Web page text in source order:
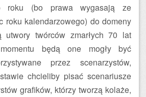
roku (bo prawa wygasają ze
roku kalendarzowego) do domeny
utwory twórców zmarłych 70 lat
będą one mogły być
przez scenarzystów,
chcieliby pisać scenariusze
grafików, którzy tworzą kolaże,